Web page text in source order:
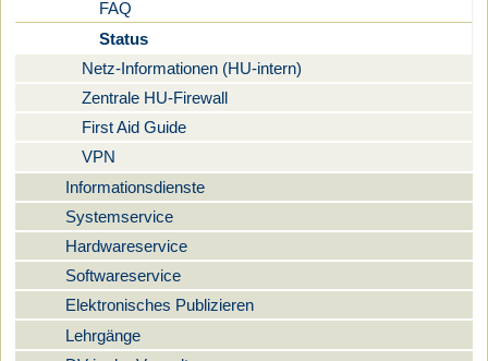
FAQ
Status
Netz-Informationen (HU-intern)
Zentrale HU-Firewall
First Aid Guide
VPN
Informationsdienste
Systemservice
Hardwareservice
Softwareservice
Elektronisches Publizieren
Lehrgänge